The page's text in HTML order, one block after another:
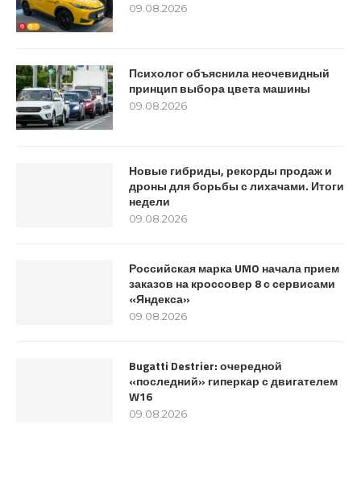
09.08.2026
Психолог объяснила неочевидный
принцип выбора цвета машины
09.08.2026
Новые гибриды, рекорды продаж и
дроны для борьбы с лихачами. Итоги
недели
09.08.2026
Российская марка UMO начала прием
заказов на кроссовер 8 с сервисами
«Яндекса»
09.08.2026
Bugatti Destrier: очередной
«последний» гиперкар с двигателем
W16
09.08.2026